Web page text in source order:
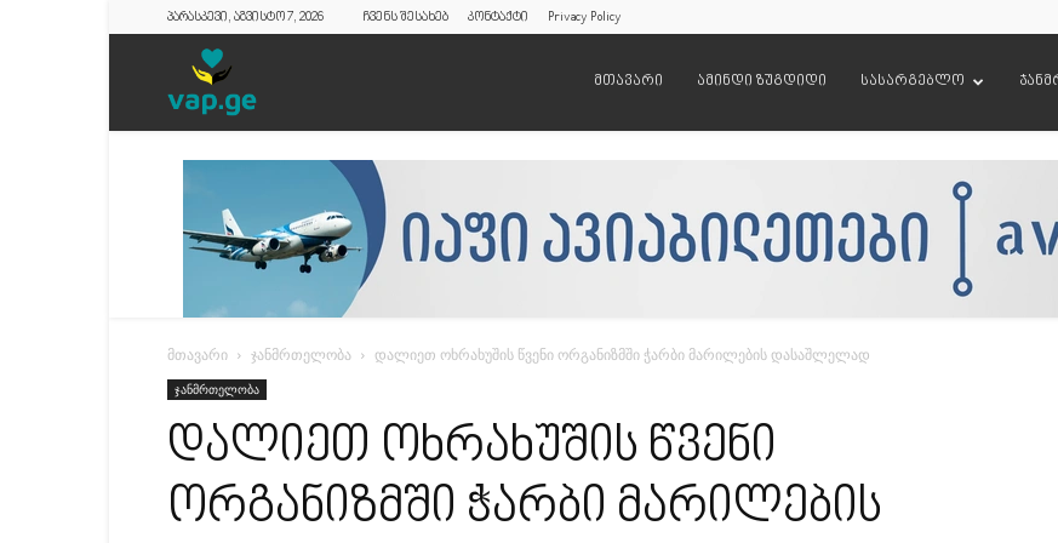
პარასკევი, აგვისტო 7, 2026 ჩვენს შესახებ კონტაქტი Privacy Policy
მთავარი ამინდი ზუგდიდი სასარგებლო
მთავარი ჯანმრთელობა დალიეთ ოხრახუშის წვენი ორგანიზმში ჭარბი მარილების დასაშლელად
ჯანმრთელობა
დალიეთ ოხრახუშის წვენი
ორგანიზმში ჭარბი მარილების